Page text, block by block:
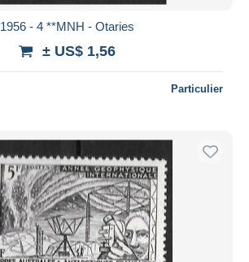
1956 - 4 **MNH - Otaries
± US$ 1,56
Particulier